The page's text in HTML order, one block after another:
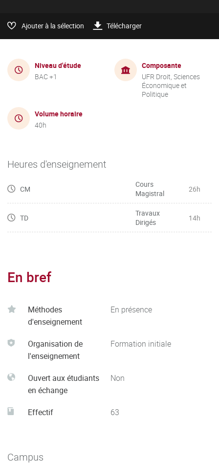
Ajouter à la sélection Télécharger
Niveau d'étude
BAC +1
Composante
UFR Droit, Sciences
Économique et
Politique
Volume horaire
40h
Heures d'enseignement
CM
Cours
Magistral
26h
TD
Travaux
Dirigés
14h
En bref
Méthodes
d'enseignement
En présence
Organisation de
l'enseignement
Formation initiale
Ouvert aux étudiants
en échange
Non
Effectif 63
Campus